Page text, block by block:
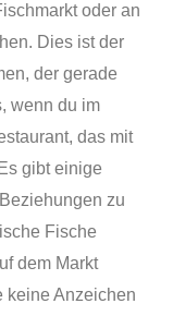
oder an
Dies ist der
der gerade
wenn du im
das mit
gibt einige
zu
Fische
dem Markt
keine Anzeichen